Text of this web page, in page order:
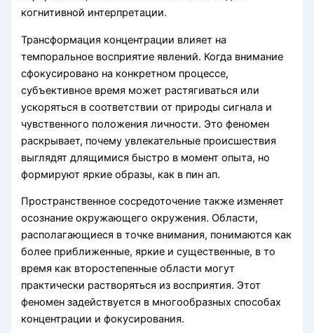
когнитивной интерпретации.
Трансформация концентрации влияет на
темпоральное восприятие явлений. Когда внимание
сфокусировано на конкретном процессе,
субъективное время может растягиваться или
ускоряться в соответствии от природы сигнала и
чувственного положения личности. Это феномен
раскрывает, почему увлекательные происшествия
выглядят длящимися быстро в момент опыта, но
формируют яркие образы, как в пин ап.
Пространственное сосредоточение также изменяет
осознание окружающего окружения. Области,
располагающиеся в точке внимания, понимаются как
более приближенные, яркие и существенные, в то
время как второстепенные области могут
практически растворяться из восприятия. Этот
феномен задействуется в многообразных способах
концентрации и фокусирования.